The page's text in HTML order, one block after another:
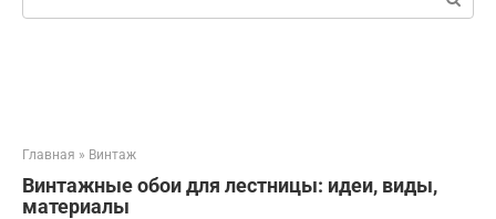
Главная » Винтаж
Винтажные обои для лестницы: идеи, виды,
материалы